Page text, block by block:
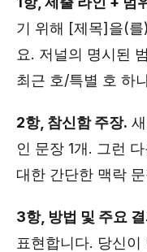
기 위해 [제목]을(
요. 저널의 명시된
최근 호/특별 호 하
2항, 참신함 주장.
인 문장 1개. 그런
대한 간단한 맥락
3항, 방법 및 주요
표현합니다. 당신